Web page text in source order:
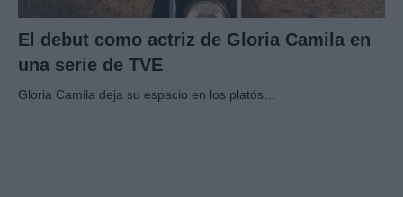
El debut como actriz de Gloria Camila en
una serie de TVE
Gloria Camila deja su espacio en los platós…